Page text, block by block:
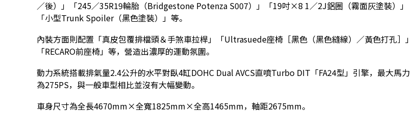
／後）」「245／35R19輪胎（Bridgestone Potenza S007）」「19吋×8 1／2J鋁圈（霧面灰塗裝）」
「小型Trunk Spoiler（黑色塗裝）」等。
內裝方面則配置「真皮包覆排檔頭＆手煞車拉桿」「Ultrasuede座椅［黑色（黑色縫線）／黃色打孔］」
「RECARO前座椅」等，營造出濃厚的運動氛圍。
動力系統搭載排氣量2.4公升的水平對臥4缸DOHC Dual AVCS直噴Turbo DIT「FA24型」引擎，最大馬力
為275PS，與一般車型相比並沒有大幅變動。
車身尺寸為全長4670mm×全寬1825mm×全高1465mm，軸距2675mm。